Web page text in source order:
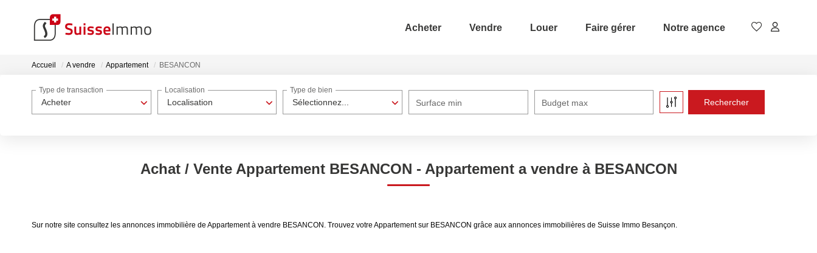
Acheter Vendre Louer Faire gérer Notre agence
Accueil A vendre Appartement BESANCON
Acheter
Type de transaction
Localisation
Localisation
Sélectionnez...
Type de bien
Surface min Budget max
Achat / Vente Appartement BESANCON - Appartement a vendre à BESANCON
Sur notre site consultez les annonces immobilière de Appartement à vendre BESANCON. Trouvez votre Appartement sur BESANCON grâce aux annonces immobilières de Suisse Immo Besançon.